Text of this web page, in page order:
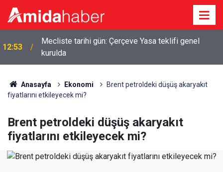
12:53
Mecliste tarihi gün: Çerçeve Yasa teklifi genel
kurulda
Anasayfa Ekonomi
Brent petroldeki düşüş akaryakıt
fiyatlarını etkileyecek mi?
Brent petroldeki düşüş akaryakıt
fiyatlarını etkileyecek mi?